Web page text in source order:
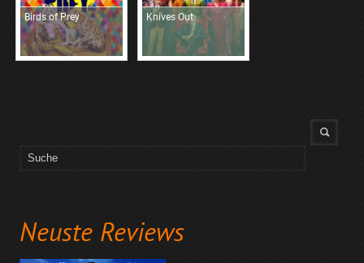
Neuste Reviews
Birds of Prey Knives Out